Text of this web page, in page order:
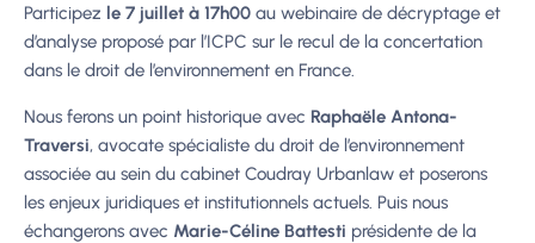
Participez le 7 juillet à 17h00 au webinaire de décryptage et
d’analyse proposé par l’ICPC sur le recul de la concertation
dans le droit de l’environnement en France.
Nous ferons un point historique avec Raphaële Antona-
Traversi, avocate spécialiste du droit de l’environnement
associée au sein du cabinet Coudray Urbanlaw et poserons
les enjeux juridiques et institutionnels actuels. Puis nous
échangerons avec Marie-Céline Battesti présidente de la